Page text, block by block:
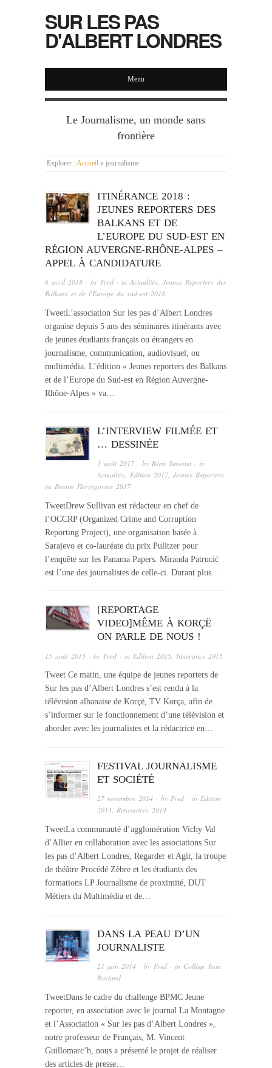
SUR LES PAS
D'ALBERT LONDRES
Menu
Le Journalisme, un monde sans
frontière
Explorer : Accueil » journalisme
ITINÉRANCE 2018 :
JEUNES REPORTERS DES
BALKANS ET DE
L’EUROPE DU SUD-EST EN
RÉGION AUVERGNE-RHÔNE-ALPES –
APPEL À CANDIDATURE
6 avril 2018 · by Fred · in Actualités, Jeunes Reporters des
Balkans et de l'Europe du sud-est 2018
TweetL’association Sur les pas d’Albert Londres
organise depuis 5 ans des séminaires itinérants avec
de jeunes étudiants français ou étrangers en
journalisme, communication, audiovisuel, ou
multimédia. L’édition « Jeunes reporters des Balkans
et de l’Europe du Sud-est en Région Auvergne-
Rhône-Alpes » va…
L’INTERVIEW FILMÉE ET
… DESSINÉE
3 août 2017 · by Rémi Simonet · in
Actualités
Edition 2017 ,Jeunes Reporters
en Bosnie Herzégovine 2017
TweetDrew Sullivan est rédacteur en chef de
l’OCCRP (Organized Crime and Corruption
Reporting Project), une organisation basée à
Sarajevo et co-lauréate du prix Pulitzer pour
l’enquête sur les Panama Papers. Miranda Patrucić
est l’une des journalistes de celle-ci. Durant plus…
[REPORTAGE
VIDEO]MÊME À KORÇË
ON PARLE DE NOUS !
15 août 2015 · by Fred · in Edition 2015 Itinérance 2015
Tweet Ce matin, une équipe de jeunes reporters de
Sur les pas d’Albert Londres s’est rendu à la
télévision albanaise de Korçë, TV Korça, afin de
s’informer sur le fonctionnement d’une télévision et
aborder avec les journalistes et la rédactrice en…
FESTIVAL JOURNALISME
ET SOCIÉTÉ
27 novembre 2014 · byFred · inEdition
2014,Rencontres 2014
TweetLa communauté d’agglomération Vichy Val
d’Allier en collaboration avec les associations Sur
les pas d’Albert Londres, Regarder et Agir, la troupe
de théâtre Procédé Zèbre et les étudiants des
formations LP Journalisme de proximité, DUT
Métiers du Multimédia et de…
DANS LA PEAU D’UN
JOURNALISTE
21 juin 2014 · by Fred · in Collège Jean
Rostand
TweetDans le cadre du challenge BPMC Jeune
reporter, en association avec le journal La Montagne
et l’Association « Sur les pas d’Albert Londres »,
notre professeur de Français, M. Vincent
Guillomarc’h, nous a présenté le projet de réaliser
des articles de presse…